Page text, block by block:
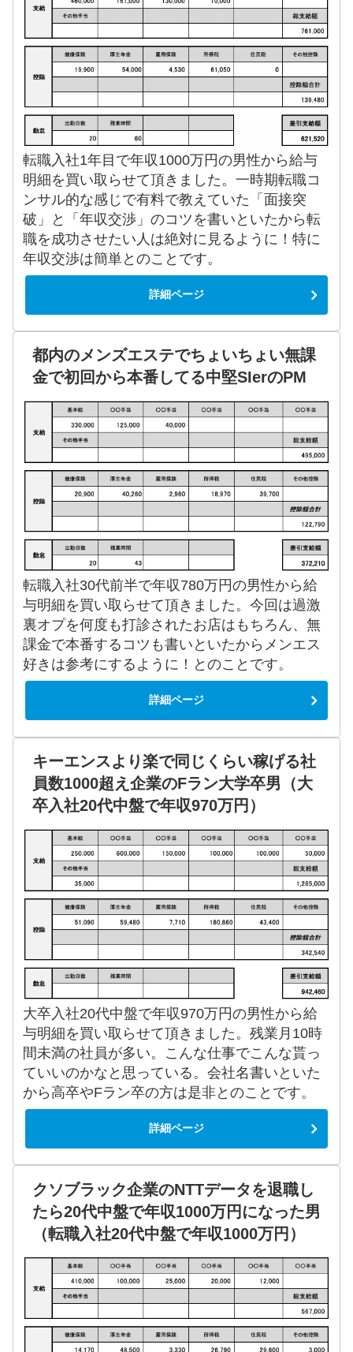
転職入社1年目で年収1000万円の男性から給与
明細を買い取らせて頂きました。一時期転職コ
ンサル的な感じで有料で教えていた「面接突
破」と「年収交渉」のコツを書いといたから転
職を成功させたい人は絶対に見るように！特に
年収交渉は簡単とのことです。
詳細ページ
都内のメンズエステでちょいちょい無課
金で初回から本番してる中堅SIerのPM
転職入社30代前半で年収780万円の男性から給
与明細を買い取らせて頂きました。今回は過激
裏オプを何度も打診されたお店はもちろん、無
課金で本番するコツも書いといたからメンエス
好きは参考にするように！とのことです。
詳細ページ
キーエンスより楽で同じくらい稼げる社
員数1000超え企業のFラン大学卒男（大
卒入社20代中盤で年収970万円）
大卒入社20代中盤で年収970万円の男性から給
与明細を買い取らせて頂きました。残業月10時
間未満の社員が多い。こんな仕事でこんな貰っ
ていいのかなと思っている。会社名書いといた
から高卒やFラン卒の方は是非とのことです。
詳細ページ
クソブラック企業のNTTデータを退職し
たら20代中盤で年収1000万円になった男
（転職入社20代中盤で年収1000万円）